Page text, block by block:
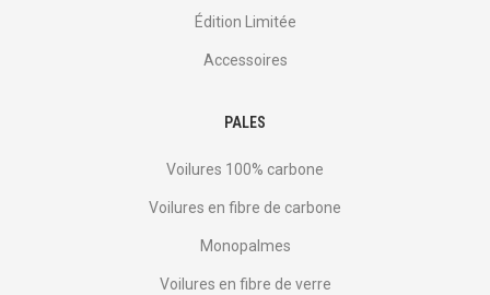
Édition Limitée
Accessoires
PALES
Voilures 100% carbone
Voilures en fibre de carbone
Monopalmes
Voilures en fibre de verre